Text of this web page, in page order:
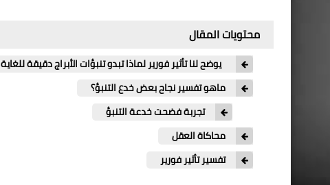
محتويات المقال
يوضح لنا تأثير فورير لماذا تبدو تنبؤات الأبراج دقيقة للغاية
ماهو تفسير نجاح بعض خدع التنبؤ؟
تجربة فضحت خدعة التنبؤ
محاكاة العقل
تفسير تأثير فورير